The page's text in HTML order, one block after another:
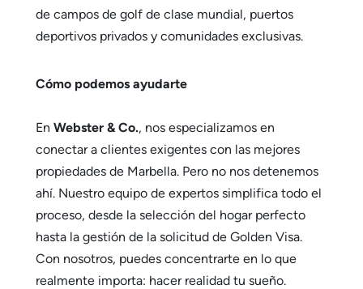
de campos de golf de clase mundial, puertos
deportivos privados y comunidades exclusivas.
Cómo podemos ayudarte
En Webster & Co., nos especializamos en
conectar a clientes exigentes con las mejores
propiedades de Marbella. Pero no nos detenemos
ahí. Nuestro equipo de expertos simplifica todo el
proceso, desde la selección del hogar perfecto
hasta la gestión de la solicitud de Golden Visa.
Con nosotros, puedes concentrarte en lo que
realmente importa: hacer realidad tu sueño.